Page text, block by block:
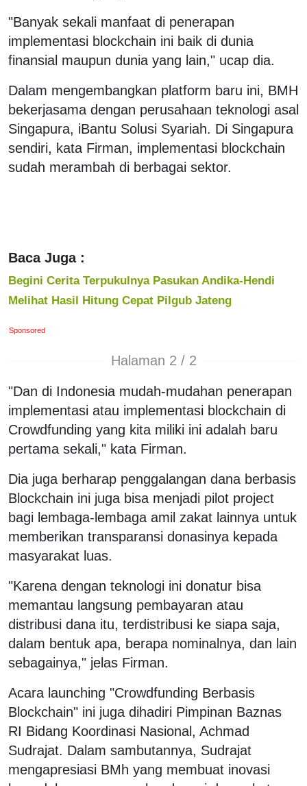
"Banyak sekali manfaat di penerapan
implementasi blockchain ini baik di dunia
finansial maupun dunia yang lain," ucap dia.
Dalam mengembangkan platform baru ini, BMH
bekerjasama dengan perusahaan teknologi asal
Singapura, iBantu Solusi Syariah. Di Singapura
sendiri, kata Firman, implementasi blockchain
sudah merambah di berbagai sektor.
Baca Juga :
Begini Cerita Terpukulnya Pasukan Andika-Hendi
Melihat Hasil Hitung Cepat Pilgub Jateng
Sponsored
Halaman 2 / 2
"Dan di Indonesia mudah-mudahan penerapan
implementasi atau implementasi blockchain di
Crowdfunding yang kita miliki ini adalah baru
pertama sekali," kata Firman.
Dia juga berharap penggalangan dana berbasis
Blockchain ini juga bisa menjadi pilot project
bagi lembaga-lembaga amil zakat lainnya untuk
memberikan transparansi donasinya kepada
masyarakat luas.
"Karena dengan teknologi ini donatur bisa
memantau langsung pembayaran atau
distribusi dana itu, terdistribusi ke siapa saja,
dalam bentuk apa, berapa nominalnya, dan lain
sebagainya," jelas Firman.
Acara launching "Crowdfunding Berbasis
Blockchain" ini juga dihadiri Pimpinan Baznas
RI Bidang Koordinasi Nasional, Achmad
Sudrajat. Dalam sambutannya, Sudrajat
mengapresiasi BMh yang membuat inovasi